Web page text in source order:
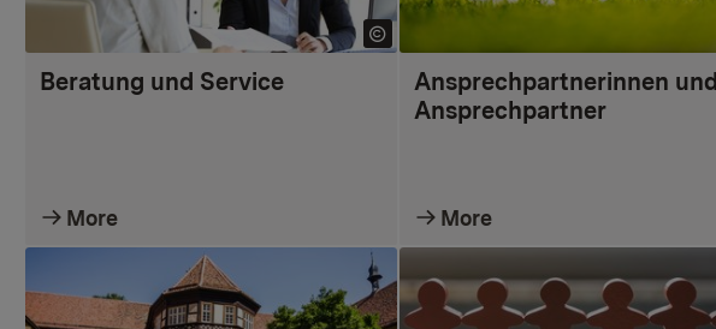
Beratung und Service
More
Ansprechpartnerinnen und
Ansprechpartner
More